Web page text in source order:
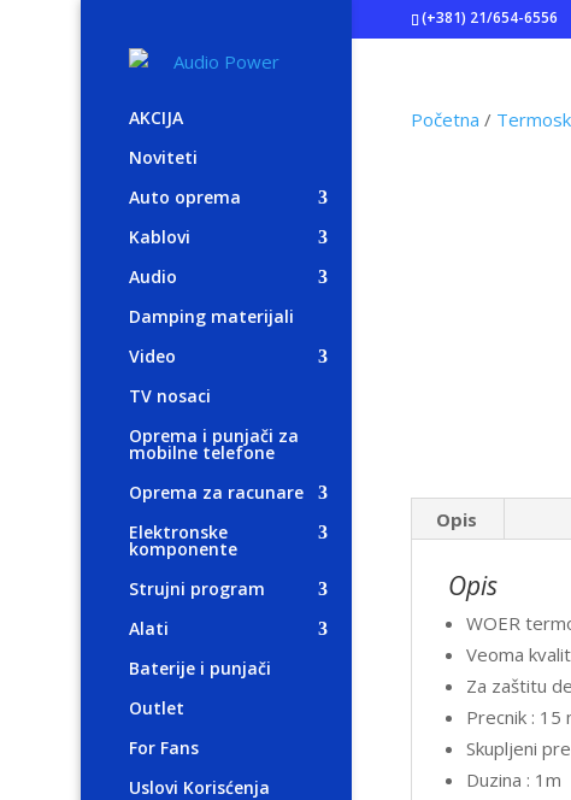
(+381) 21/654-6556
AKCIJA
Noviteti
Auto oprema
Kablovi
Audio
Damping materijali
Video
TV nosaci
Oprema i punjači za
mobilne telefone
Oprema za racunare
Elektronske
komponente
Strujni program
Alati
Baterije i punjači
Outlet
For Fans
Uslovi Korisćenja
Početna /
Opis
Opis
WOER
Veoma
Za zaštitu
Precnik : 15
Skupljeni
Duzina : 1m